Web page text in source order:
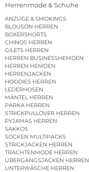
Herrenmode & Schuhe
ANZÜGE & SMOKINGS
BLOUSON HERREN
BOXERSHORTS
CHINOS HERREN
GILETS HERREN
HERREN BUSINESSHEMDEN
HERREN HEMDEN
HERRENJACKEN
HOODIES HERREN
LEDERHOSEN
MÄNTEL HERREN
PARKA HERREN
STRICKPULLOVER HERREN
PYJAMAS HERREN
SAKKOS
SOCKEN MULTIPACKS
STRICKJACKEN HERREN
TRACHTENMODE HERREN
ÜBERGANGSJACKEN HERREN
UNTERWÄSCHE HERREN